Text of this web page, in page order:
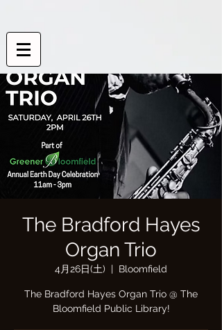
The Bradford Hayes
Organ Trio
4月26日(土)
  |
Bloomfield
The Bradford Hayes Organ Trio @ The
Bloomfield Public Library!